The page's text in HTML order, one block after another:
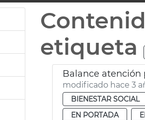
etiqueta
Balance atención
modificado hace 3
BIENESTAR SOCIAL
EN PORTADA